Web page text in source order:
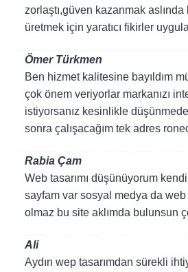
zorlaştı,güven kazanmak aslında
üretmek için yaratıcı fikirler
Ömer Türkmen
Ben hizmet kalitesine bayıldım
çok önem veriyorlar markanızı
istiyorsanız kesinlikle
sonra çalışacağım tek adres
Rabia Çam
Web tasarımı düşünüyorum
sayfam var sosyal medya da web
olmaz bu site aklımda bulunsun
Ali
Aydın wep tasarımdan sürekli